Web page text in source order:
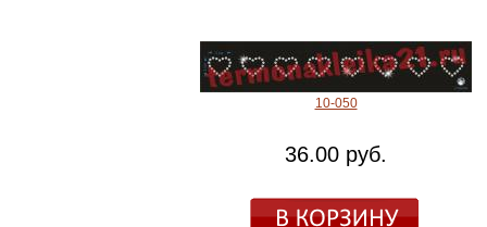
10-050
36.00 руб.